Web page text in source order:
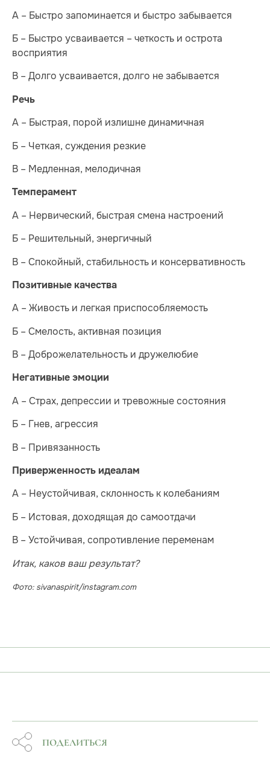
А – Быстро запоминается и быстро забывается
Б – Быстро усваивается – четкость и острота
восприятия
В – Долго усваивается, долго не забывается
Речь
А – Быстрая, порой излишне динамичная
Б – Четкая, суждения резкие
В – Медленная, мелодичная
Темперамент
А – Нервический, быстрая смена настроений
Б – Решительный, энергичный
В – Спокойный, стабильность и консервативность
Позитивные качества
А – Живость и легкая приспособляемость
Б – Смелость, активная позиция
В – Доброжелательность и дружелюбие
Негативные эмоции
А – Страх, депрессии и тревожные состояния
Б – Гнев, агрессия
В – Привязанность
Приверженность идеалам
А – Неустойчивая, склонность к колебаниям
Б – Истовая, доходящая до самоотдачи
В – Устойчивая, сопротивление переменам
Итак, каков ваш результат?
Фото: sivanaspirit/instagram.com
ПОДЕЛИТЬСЯ